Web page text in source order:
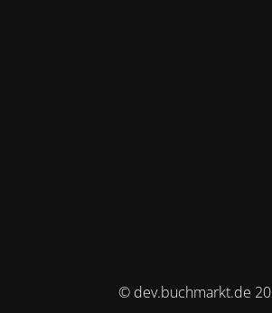
© dev.buchmarkt.de